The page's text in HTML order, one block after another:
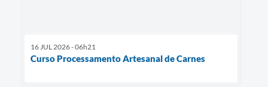
16 JUL 2026 - 06h21
Curso Processamento Artesanal de Carnes